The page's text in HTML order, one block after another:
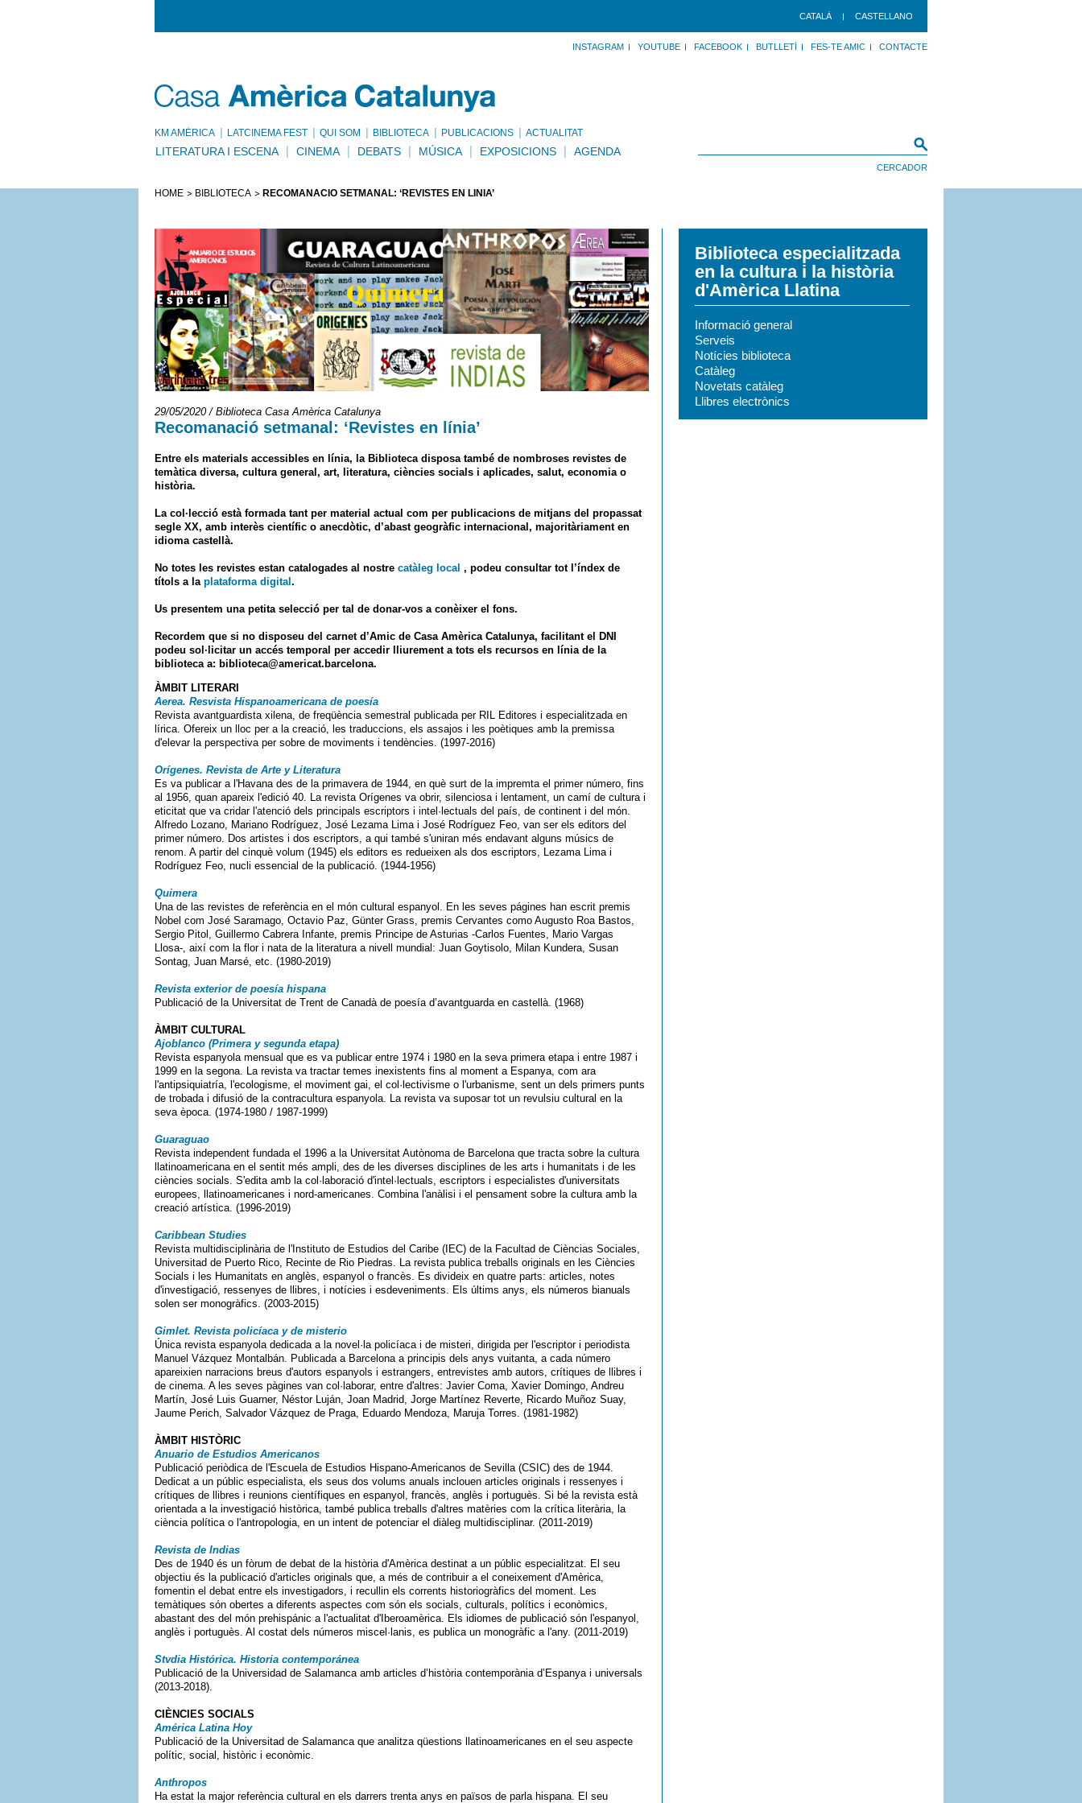
CATALÀ CASTELLANO
INSTAGRAM YOUTUBE FACEBOOK BUTLLETÍ FES-TE AMIC CONTACTE
KM AMÈRICA LATCINEMA FEST QUI SOM BIBLIOTECA PUBLICACIONS ACTUALITAT
LITERATURA I ESCENA CINEMA DEBATS MÚSICA EXPOSICIONS AGENDA
HOME BIBLIOTECA RECOMANACIÓ SETMANAL: ‘REVISTES EN LÍNIA’
29/05/2020 / Biblioteca Casa Amèrica Catalunya
Recomanació setmanal: ‘Revistes en línia’
Entre els materials accessibles en línia, la Biblioteca disposa també de nombroses revistes de
temàtica diversa, cultura general, art, literatura, ciències socials i aplicades, salut, economia o
història.
La col·lecció està formada tant per material actual com per publicacions de mitjans del propassat
segle XX, amb interès científic o anecdòtic, d’abast geogràfic internacional, majoritàriament en
idioma castellà.
No totes les revistes estan catalogades al nostre catàleg local , podeu consultar tot l’índex de
títols a la plataforma digital .
Us presentem una petita selecció per tal de donar-vos a conèixer el fons.
Recordem que si no disposeu del carnet d’Amic de Casa Amèrica Catalunya, facilitant el DNI
podeu sol·licitar un accés temporal per accedir lliurement a tots els recursos en línia de la
biblioteca a: biblioteca@americat.barcelona.
ÀMBIT LITERARI
Aerea. Resvista Hispanoamericana de poesía
Revista avantguardista xilena, de freqüència semestral publicada per RIL Editores i especialitzada en
lírica. Ofereix un lloc per a la creació, les traduccions, els assajos i les poètiques amb la premissa
d'elevar la perspectiva per sobre de moviments i tendències. (1997-2016)
Orígenes. Revista de Arte y Literatura
Es va publicar a l'Havana des de la primavera de 1944, en què surt de la impremta el primer número, fins
al 1956, quan apareix l'edició 40. La revista Orígenes va obrir, silenciosa i lentament, un camí de cultura i
eticitat que va cridar l'atenció dels principals escriptors i intel·lectuals del país, de continent i del món.
Alfredo Lozano, Mariano Rodríguez, José Lezama Lima i José Rodríguez Feo, van ser els editors del
primer número. Dos artistes i dos escriptors, a qui també s'uniran més endavant alguns músics de
renom. A partir del cinquè volum (1945) els editors es redueixen als dos escriptors, Lezama Lima i
Rodríguez Feo, nucli essencial de la publicació. (1944-1956)
Quimera
Una de las revistes de referència en el món cultural espanyol. En les seves págines han escrit premis
Nobel com José Saramago, Octavio Paz, Günter Grass, premis Cervantes como Augusto Roa Bastos,
Sergio Pitol, Guillermo Cabrera Infante, premis Principe de Asturias -Carlos Fuentes, Mario Vargas
Llosa-, així com la flor i nata de la literatura a nivell mundial: Juan Goytisolo, Milan Kundera, Susan
Sontag, Juan Marsé, etc. (1980-2019)
Revista exterior de poesía hispana
Publicació de la Universitat de Trent de Canadà de poesía d’avantguarda en castellà. (1968)
ÀMBIT CULTURAL
Ajoblanco (Primera y segunda etapa)
Revista espanyola mensual que es va publicar entre 1974 i 1980 en la seva primera etapa i entre 1987 i
1999 en la segona. La revista va tractar temes inexistents fins al moment a Espanya, com ara
l'antipsiquiatría, l'ecologisme, el moviment gai, el col·lectivisme o l'urbanisme, sent un dels primers punts
de trobada i difusió de la contracultura espanyola. La revista va suposar tot un revulsiu cultural en la
seva època. (1974-1980 / 1987-1999)
Guaraguao
Revista independent fundada el 1996 a la Universitat Autònoma de Barcelona que tracta sobre la cultura
llatinoamericana en el sentit més ampli, des de les diverses disciplines de les arts i humanitats i de les
ciències socials. S'edita amb la col·laboració d'intel·lectuals, escriptors i especialistes d'universitats
europees, llatinoamericanes i nord-americanes. Combina l'anàlisi i el pensament sobre la cultura amb la
creació artística. (1996-2019)
Caribbean Studies
Revista multidisciplinària de l'Instituto de Estudios del Caribe (IEC) de la Facultad de Cièncias Sociales,
Universitad de Puerto Rico, Recinte de Rio Piedras. La revista publica treballs originals en les Ciències
Socials i les Humanitats en anglès, espanyol o francès. Es divideix en quatre parts: articles, notes
d'investigació, ressenyes de llibres, i notícies i esdeveniments. Els últims anys, els números bianuals
solen ser monogràfics. (2003-2015)
Gimlet. Revista policíaca y de misterio
Única revista espanyola dedicada a la novel·la policíaca i de misteri, dirigida per l'escriptor i periodista
Manuel Vázquez Montalbán. Publicada a Barcelona a principis dels anys vuitanta, a cada número
apareixien narracions breus d'autors espanyols i estrangers, entrevistes amb autors, crítiques de llibres i
de cinema. A les seves pàgines van col·laborar, entre d'altres: Javier Coma, Xavier Domingo, Andreu
Martín, José Luis Guarner, Néstor Luján, Joan Madrid, Jorge Martínez Reverte, Ricardo Muñoz Suay,
Jaume Perich, Salvador Vázquez de Praga, Eduardo Mendoza, Maruja Torres. (1981-1982)
ÀMBIT HISTÒRIC
Anuario de Estudios Americanos
Publicació periòdica de l'Escuela de Estudios Hispano-Americanos de Sevilla (CSIC) des de 1944.
Dedicat a un públic especialista, els seus dos volums anuals inclouen articles originals i ressenyes i
crítiques de llibres i reunions científiques en espanyol, francès, anglès i portuguès. Si bé la revista està
orientada a la investigació històrica, també publica treballs d'altres matèries com la crítica literària, la
ciència política o l'antropologia, en un intent de potenciar el diàleg multidisciplinar. (2011-2019)
Revista de Indias
Des de 1940 és un fòrum de debat de la història d'Amèrica destinat a un públic especialitzat. El seu
objectiu és la publicació d'articles originals que, a més de contribuir a el coneixement d'Amèrica,
fomentin el debat entre els investigadors, i recullin els corrents historiogràfics del moment. Les
temàtiques són obertes a diferents aspectes com són els socials, culturals, polítics i econòmics,
abastant des del món prehispánic a l'actualitat d'Iberoamèrica. Els idiomes de publicació són l'espanyol,
anglès i portuguès. Al costat dels números miscel·lanis, es publica un monogràfic a l'any. (2011-2019)
Stvdia Histórica. Historia contemporánea
Publicació de la Universidad de Salamanca amb articles d’història contemporània d’Espanya i universals
(2013-2018).
CIÈNCIES SOCIALS
América Latina Hoy
Publicació de la Universitad de Salamanca que analitza qüestions llatinoamericanes en el seu aspecte
polític, social, històric i econòmic.
Anthropos
Ha estat la major referència cultural en els darrers trenta anys en països de parla hispana. El seu
Biblioteca especialitzada
en la cultura i la història
d'Amèrica Llatina
Informació general
Serveis
Notícies biblioteca
Catàleg
Novetats catàleg
Llibres electrònics